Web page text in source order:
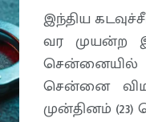
இந்திய
வர முயன்ற
சென்னையில்
சென்னை
முன்தினம்